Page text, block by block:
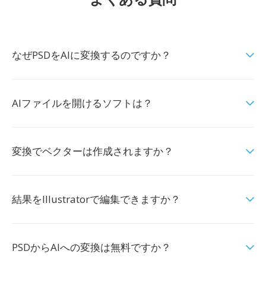
なぜPSDをAIに変換するのですか？
AIファイルを開けるソフトは？
変換でベクターは作成されますか？
結果をIllustratorで編集できますか？
PSDからAIへの変換は無料ですか？